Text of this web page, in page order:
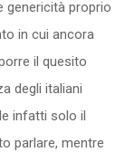
genericità proprio
in cui ancora
il quesito
degli italiani
infatti solo il
parlare, mentre